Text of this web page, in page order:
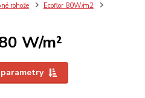
rohože
Ecoflor 80W/m2
W/m²